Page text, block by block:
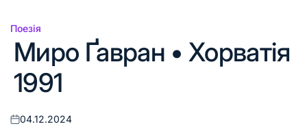
Опублікувати
Поезія
Миро Ґавран • Хорватія
1991
Оприлюднено
04.12.2024